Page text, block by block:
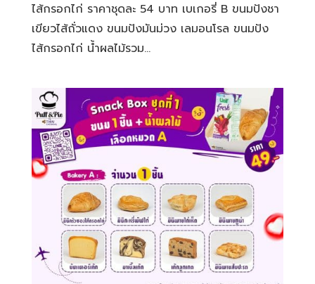
ไส้กรอกไก่ ราคาชุดละ 54 บาท เบเกอรี่ B ขนมปังชา
เขียวไส้ถั่วแดง ขนมปังมันม่วง เลมอนโรล ขนมปัง
ไส้กรอกไก่ น้ำผลไม้รวม...